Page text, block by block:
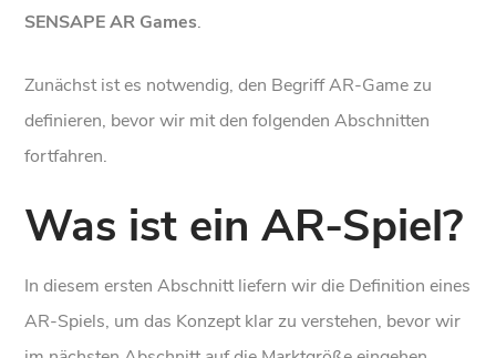
SENSAPE AR Games.
Zunächst ist es notwendig, den Begriff AR-Game zu
definieren, bevor wir mit den folgenden Abschnitten
fortfahren.
Was ist ein AR-Spiel?
In diesem ersten Abschnitt liefern wir die Definition eines
AR-Spiels, um das Konzept klar zu verstehen, bevor wir